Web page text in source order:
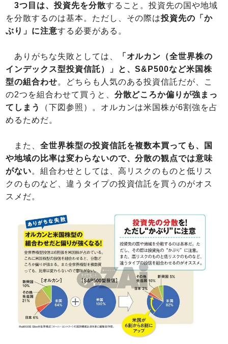
3つ目は、投資先を分散すること。投資先の国や地域
を分散するのは基本。ただし、その際は投資先の「か
ぶり」に注意する必要がある。
ありがちな失敗としては、
「オルカン（全世界株の
インデックス型投資信託）」と、S&P500など米国株
型の組合わせ。どちらも人気のある投資信託だが、こ
の2つを組合わせて買うと、 分散どころか偏りが強まっ
てしまう
（下図参照）。オルカンは米国株が6割強を占
めるためだ。
また、 全世界株型の投資信託を複数本買っても、国
や地域の比率は変わらないので、分散の観点では意味
がない。組合わせとしては、高リスクのものと低リス
クのものなど、違うタイプの投資信託を買うのがオス
スメだ。